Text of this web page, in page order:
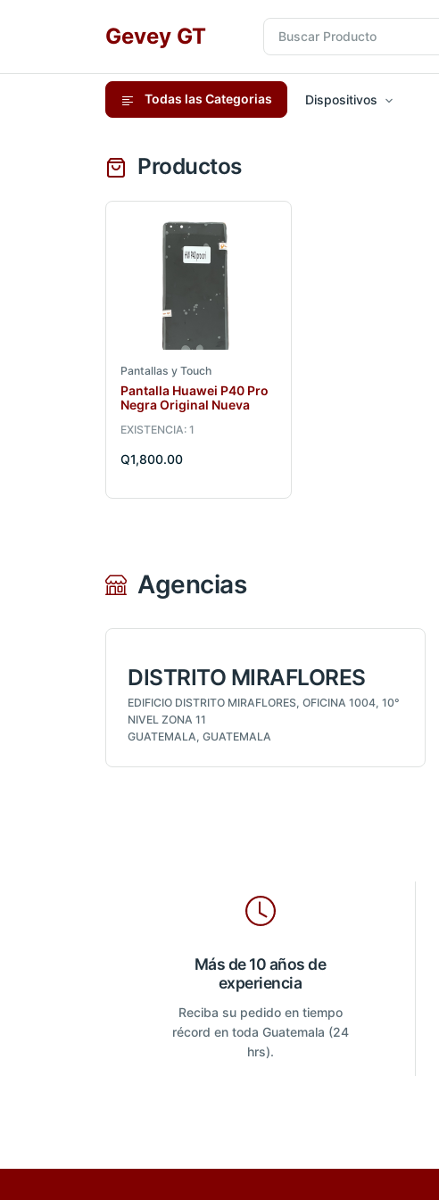
Gevey GT
Todas las Categorias Dispositivos
Productos
Pantallas y Touch
Pantalla Huawei P40 Pro
Negra Original Nueva
EXISTENCIA: 1
Q1,800.00
Agencias
DISTRITO MIRAFLORES
EDIFICIO DISTRITO MIRAFLORES, OFICINA 1004, 10°
NIVEL ZONA 11
GUATEMALA, GUATEMALA
Más de 10 años de
experiencia
Reciba su pedido en tiempo
récord en toda Guatemala (24
hrs).